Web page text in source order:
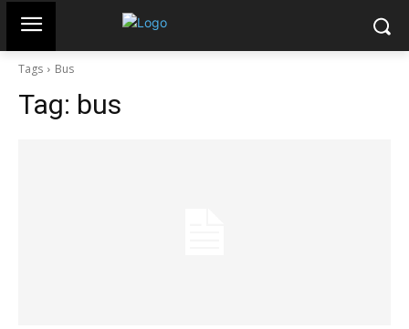
Tags Bus
Tag: bus